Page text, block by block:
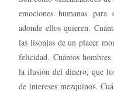
emociones humanas
adonde ellos quieren.
las lisonjas de un placer
felicidad. Cuántos
la ilusión del dinero, que
de intereses mezquinos.